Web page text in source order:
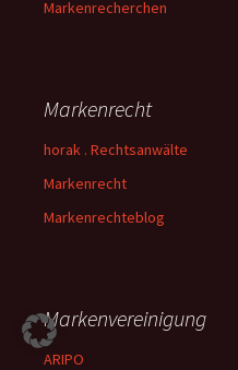
Markenrecherchen
Markenrecht
horak . Rechtsanwälte
Markenrecht
Markenrechteblog
Markenvereinigung
ARIPO